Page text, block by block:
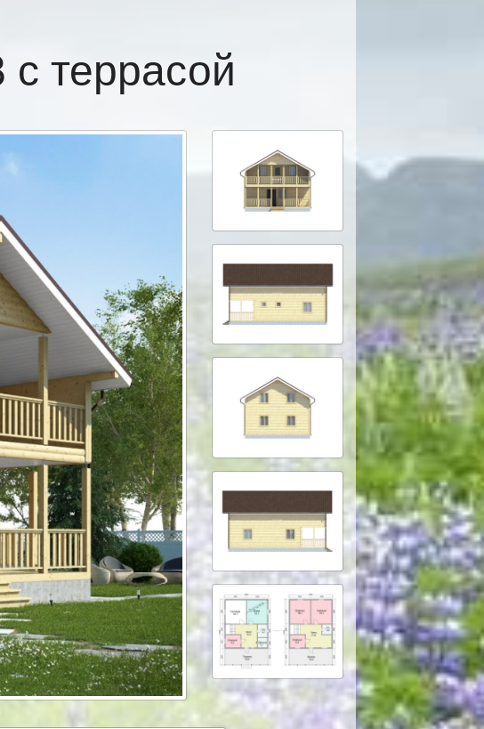
террасой